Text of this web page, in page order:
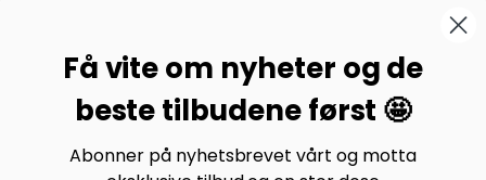
Bli medlem av Bystrikk-forumet vårt på Facebook og
møt både designere og teststrikkere, samt 31.000
andre Bystrikkere som deler erfaringer, bilder og
inspirasjon.
Få vite om nyheter og de
beste tilbudene først 🤩
Abonner på nyhetsbrevet vårt og motta